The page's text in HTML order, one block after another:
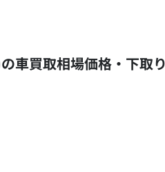
車買取相場価格・下取